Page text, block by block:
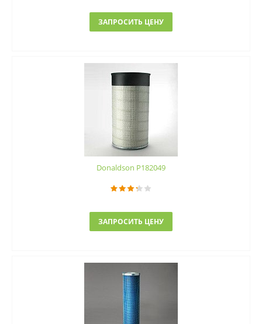
ЗАПРОСИТЬ ЦЕНУ
Donaldson P182049
ЗАПРОСИТЬ ЦЕНУ